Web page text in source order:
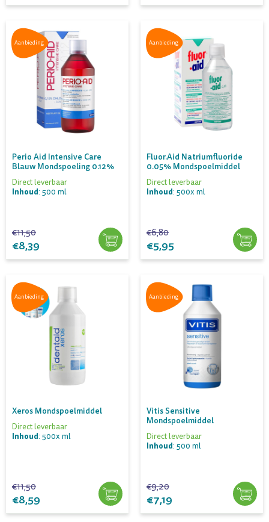
Aanbieding
Perio Aid Intensive Care
Blauw Mondspoeling 0.12%
Direct leverbaar
Inhoud: 500 ml
€11,50
€8,39
Aanbieding
Fluor.aid Natriumfluoride
0.05% Mondspoelmiddel
Direct leverbaar
Inhoud: 500x ml
€6,80
€5,95
Aanbieding
Xeros Mondspoelmiddel
Direct leverbaar
Inhoud: 500x ml
€11,50
€8,59
Aanbieding
Vitis Sensitive
Mondspoelmiddel
Direct leverbaar
Inhoud: 500 ml
€9,20
€7,19